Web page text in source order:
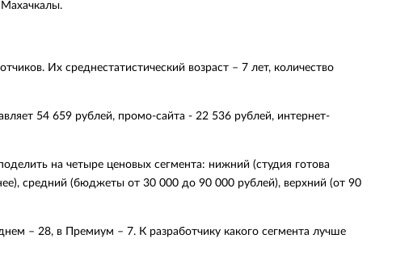
Их среднестатистический возраст – 7 лет, количество
54 659 рублей, промо-сайта - 22 536 рублей, интернет-
на четыре ценовых сегмента: нижний (студия готова
средний (бюджеты от 30 000 до 90 000 рублей), верхний (от 90
– 28, в Премиум – 7. К разработчику какого сегмента лучше